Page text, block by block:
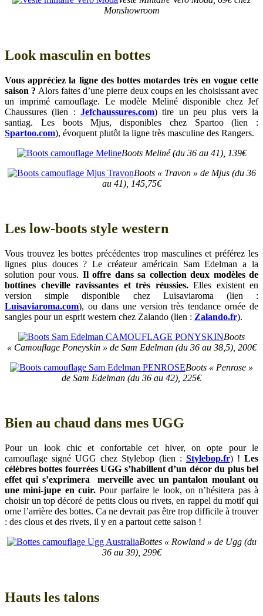
Monshowroom
Look masculin en bottes
Vous appréciez la ligne des bottes motardes très en vogue cette
saison ? Alors faites d’une pierre deux coups en les choisissant avec
un imprimé camouflage. Le modèle Meliné disponible chez Jef
Chaussures (lien : Jefchaussures.com) tire un peu plus vers la
santiag. Les boots Mjus, disponibles chez Spartoo (lien :
Spartoo.com), évoquent plutôt la ligne très masculine des Rangers.
Boots Meliné (du 36 au 41), 139€
Boots « Travon » de Mjus (du 36
au 41), 145,75€
Les low-boots style western
Vous trouvez les bottes précédentes trop masculines et préférez les
lignes plus douces ? Le créateur américain Sam Edelman a la
solution pour vous. Il offre dans sa collection deux modèles de
bottines cheville ravissantes et très réussies.Elles existent en
version simple disponible chez Luisaviaroma (lien :
Luisaviaroma.com), ou dans une version très tendance ornée de
sangles pour un esprit western chez Zalando (lien : Zalando.fr).
Boots
« Camouflage Poneyskin » de Sam Edelman (du 36 au 38,5), 200€
Boots « Penrose »
de Sam Edelman (du 36 au 42), 225€
Bien au chaud dans mes UGG
Pour un look chic et confortable cet hiver, on opte pour le
camouflage signé UGG chez Stylebop (lien : Stylebop.fr) !Les
célèbres bottes fourrées UGG s’habillent d’un décor du plus bel
effet qui s’exprimera merveille avec un pantalon moulant ou
une mini-jupe en cuir. Pour parfaire le look, on n’hésitera pas à
choisir un top décoré de petits clous ou rivets, en rappel du motif qui
orne l’arrière des bottes. Ca ne devrait pas être trop difficile à trouver
: des clous et des rivets, il y en a partout cette saison !
Bottes « Rowland » de Ugg (du
36 au 39), 299€
Hauts les talons